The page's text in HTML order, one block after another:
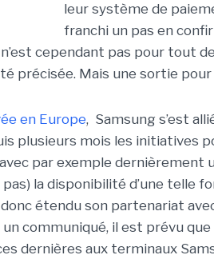
leur système de
franchi un pas en
cependant pas pour tout
précisée. Mais une sortie pour
en Europe, Samsung s’est
plusieurs mois les initiatives
par exemple dernièrement
la disponibilité d’une telle
étendu son partenariat
un communiqué, il est prévu
dernières aux terminaux